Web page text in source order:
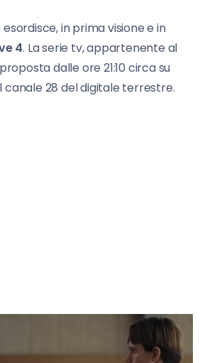
in prima visione e in
4. La serie tv, appartenente al
dalle ore 21:10 circa su
canale 28 del digitale terrestre.